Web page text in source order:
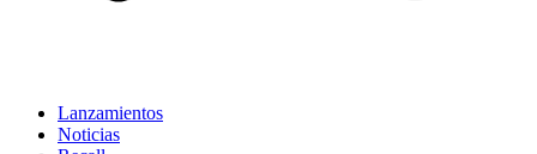
Lanzamientos
Noticias